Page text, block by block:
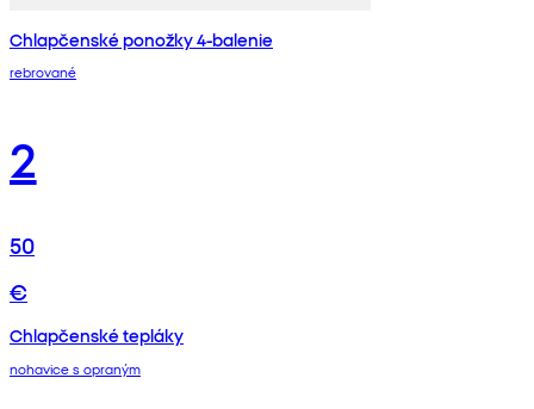
Chlapčenské ponožky 4-balenie
rebrované
2
50
€
Chlapčenské tepláky
nohavice s opraným